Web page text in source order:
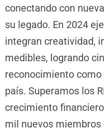
conectando con
su legado. En 2024
integran creatividad,
medibles, logrando
reconocimiento como
país. Superamos los
crecimiento
mil nuevos